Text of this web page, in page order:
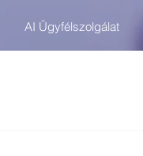
AI Ügyfélszolgálat